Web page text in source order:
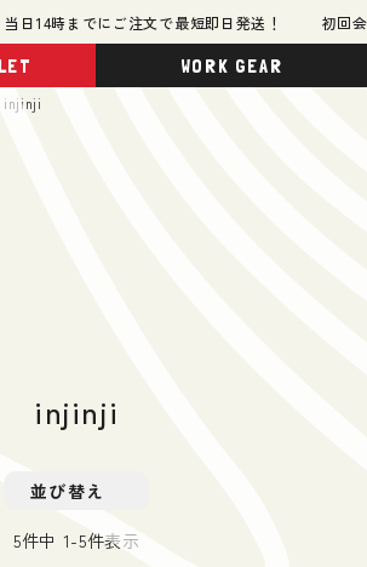
14時までにご注文で最短即日発送！ 初回会
WORK GEAR
injinji
injinji
並び替え
5件中 1-5件表示